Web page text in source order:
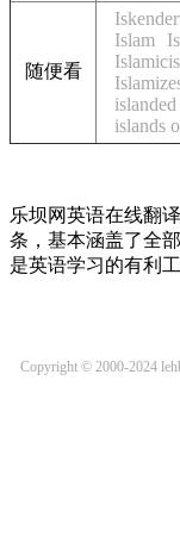
随便看
Islam
islanded
islands
乐坝网英语在线翻
条，基本涵盖了全
是英语学习的有利工
Copyright © 2000-2024